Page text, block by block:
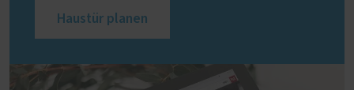
Haustür planen